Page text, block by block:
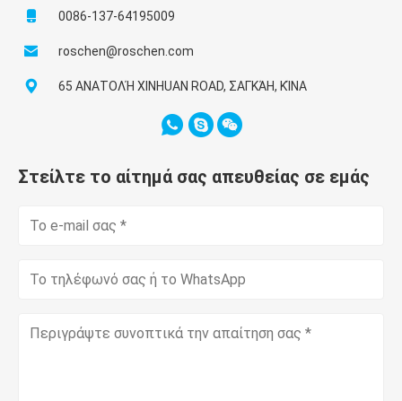
0086-137-64195009
roschen@roschen.com
65 ΑΝΑΤΟΛΉ XINHUAN ROAD, ΣΑΓΚΆΗ, ΚΊΝΑ
Στείλτε το αίτημά σας απευθείας σε εμάς